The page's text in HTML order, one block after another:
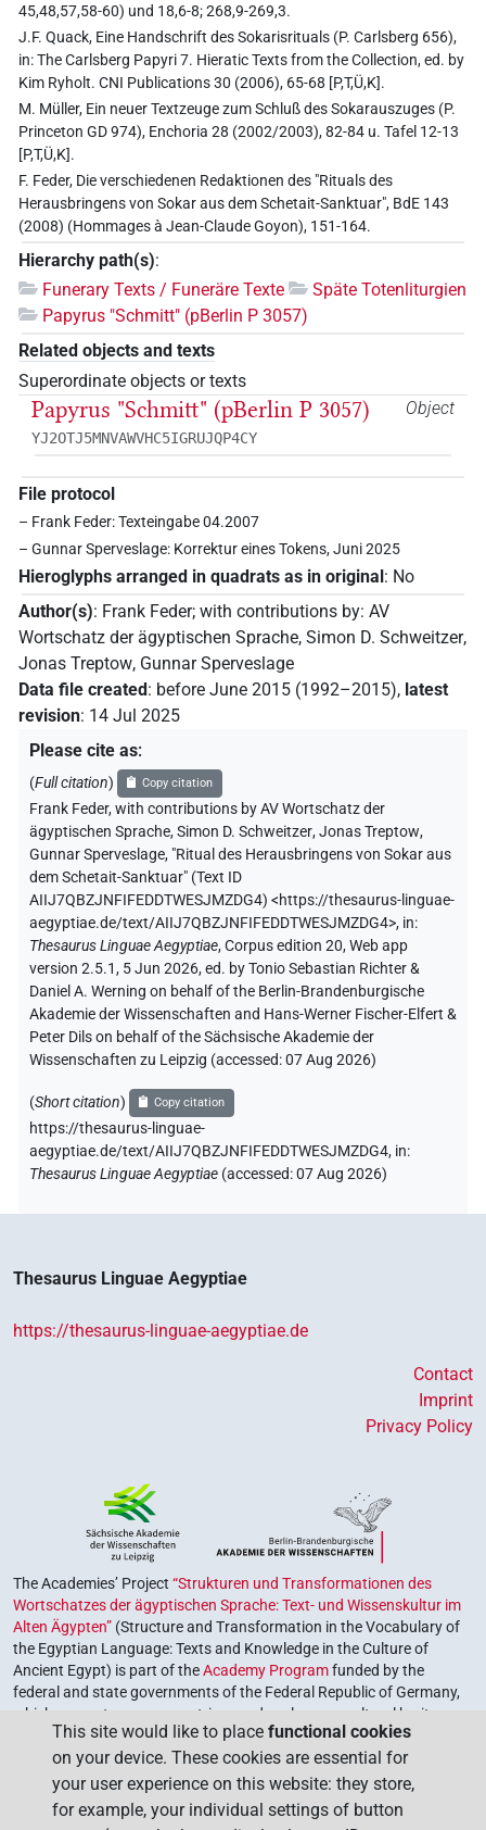
45,48,57,58-60) und 18,6-8; 268,9-269,3.
J.F. Quack, Eine Handschrift des Sokarisrituals (P. Carlsberg 656),
in: The Carlsberg Papyri 7. Hieratic Texts from the Collection, ed. by
Kim Ryholt. CNI Publications 30 (2006), 65-68 [P,T,Ü,K].
M. Müller, Ein neuer Textzeuge zum Schluß des Sokarauszuges (P.
Princeton GD 974), Enchoria 28 (2002/2003), 82-84 u. Tafel 12-13
[P,T,Ü,K].
F. Feder, Die verschiedenen Redaktionen des "Rituals des
Herausbringens von Sokar aus dem Schetait-Sanktuar", BdE 143
(2008) (Hommages à Jean-Claude Goyon), 151-164.
Hierarchy path(s):
Funerary Texts / Funeräre Texte
Späte Totenliturgien
Papyrus "Schmitt" (pBerlin P 3057)
Related objects and texts
Superordinate objects or texts
Object
Papyrus "Schmitt" (pBerlin P 3057)
YJ2OTJ5MNVAWVHC5IGRUJQP4CY
File protocol
– Frank Feder: Texteingabe 04.2007
– Gunnar Sperveslage: Korrektur eines Tokens, Juni 2025
Hieroglyphs arranged in quadrats as in original: No
Author(s): Frank Feder; with contributions by: AV
Wortschatz der ägyptischen Sprache, Simon D. Schweitzer,
Jonas Treptow, Gunnar Sperveslage
Data file created: before June 2015 (1992–2015), latest
revision: 14 Jul 2025
Please cite as:
(Full citation) Copy citation
Frank Feder,with contributions byAV Wortschatz der
ägyptischen Sprache,Simon D. Schweitzer,Jonas Treptow,
Gunnar Sperveslage, "Ritual des Herausbringens von Sokar aus
dem Schetait-Sanktuar" (Text ID
AIIJ7QBZJNFIFEDDTWESJMZDG4) <https://thesaurus-linguae-
aegyptiae.de/text/AIIJ7QBZJNFIFEDDTWESJMZDG4>, in:
Thesaurus Linguae Aegyptiae,Corpus edition 20, Web app
version 2.5.1, 5 Jun 2026, ed. by Tonio Sebastian Richter &
Daniel A. Werning on behalf of the Berlin-Brandenburgische
Akademie der Wissenschaften and Hans-Werner Fischer-Elfert &
Peter Dils on behalf of the Sächsische Akademie der
Wissenschaften zu Leipzig (accessed:07 Aug 2026)
(Short citation) Copy citation
https://thesaurus-linguae-
aegyptiae.de/text/AIIJ7QBZJNFIFEDDTWESJMZDG4, in:
Thesaurus Linguae Aegyptiae (accessed:07 Aug 2026)
Thesaurus Linguae Aegyptiae
https://thesaurus-linguae-aegyptiae.de
Contact
Imprint
Privacy Policy
The Academies’ Project “Strukturen und Transformationen des
Wortschatzes der ägyptischen Sprache: Text- und Wissenskultur im
Alten Ägypten” (Structure and Transformation in the Vocabulary of
the Egyptian Language: Texts and Knowledge in the Culture of
Ancient Egypt) is part of theAcademy Programfunded by the
federal and state governments of the Federal Republic of Germany,
which serves to preserve, retrieve and explore our cultural heritage.
The program is coordinated by theUnion of the German Academies
of Sciences and Humanities.
This site would like to place functional cookies
on your device. These cookies are essential for
your user experience on this website: they store,
for example, your individual settings of button